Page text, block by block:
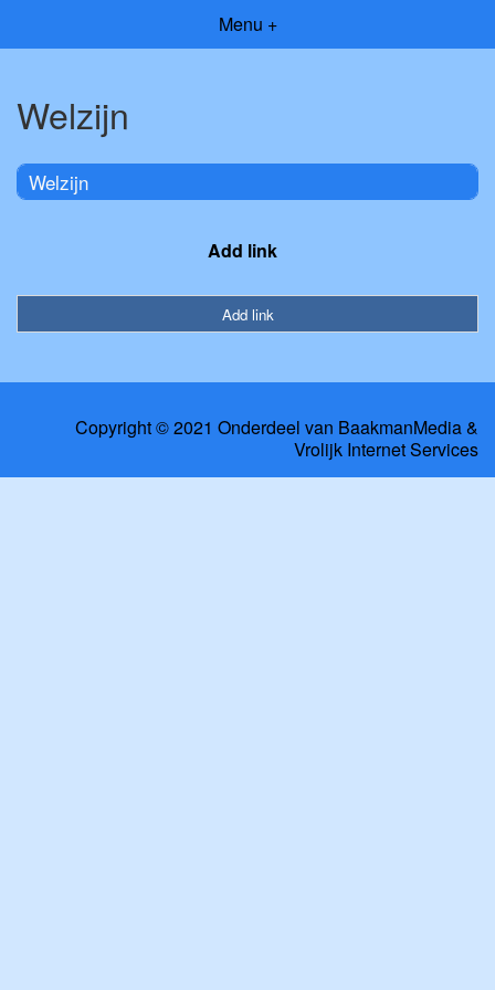
Menu +
Welzijn
Welzijn
Add link
Add link
Copyright © 2021 Onderdeel van BaakmanMedia&
Vrolijk Internet Services